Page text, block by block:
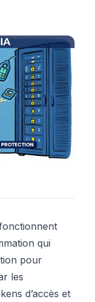
qui
pour
les
d’accès et